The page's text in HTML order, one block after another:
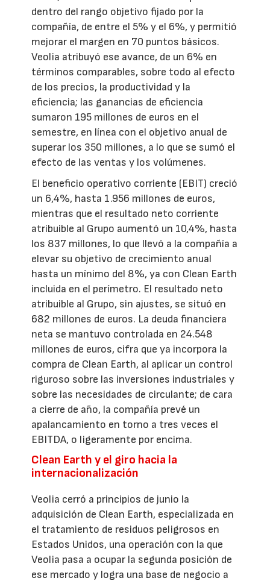
dentro del rango objetivo fijado por la
compañía, de entre el 5% y el 6%, y permitió
mejorar el margen en 70 puntos básicos.
Veolia atribuyó ese avance, de un 6% en
términos comparables, sobre todo al efecto
de los precios, la productividad y la
eficiencia; las ganancias de eficiencia
sumaron 195 millones de euros en el
semestre, en línea con el objetivo anual de
superar los 350 millones, a lo que se sumó el
efecto de las ventas y los volúmenes.
El beneficio operativo corriente (EBIT) creció
un 6,4%, hasta 1.956 millones de euros,
mientras que el resultado neto corriente
atribuible al Grupo aumentó un 10,4%, hasta
los 837 millones, lo que llevó a la compañía a
elevar su objetivo de crecimiento anual
hasta un mínimo del 8%, ya con Clean Earth
incluida en el perímetro. El resultado neto
atribuible al Grupo, sin ajustes, se situó en
682 millones de euros. La deuda financiera
neta se mantuvo controlada en 24.548
millones de euros, cifra que ya incorpora la
compra de Clean Earth, al aplicar un control
riguroso sobre las inversiones industriales y
sobre las necesidades de circulante; de cara
a cierre de año, la compañía prevé un
apalancamiento en torno a tres veces el
EBITDA, o ligeramente por encima.
Clean Earth y el giro hacia la
internacionalización
Veolia cerró a principios de junio la
adquisición de Clean Earth, especializada en
el tratamiento de residuos peligrosos en
Estados Unidos, una operación con la que
Veolia pasa a ocupar la segunda posición de
ese mercado y logra una base de negocio a